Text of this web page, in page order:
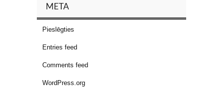
META
Pieslēgties
Entries feed
Comments feed
WordPress.org